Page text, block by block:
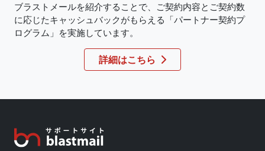
ブラストメールを紹介することで、ご契約内容とご契約数
に応じたキャッシュバックがもらえる「パートナー契約プ
ログラム」を実施しています。
詳細はこちら